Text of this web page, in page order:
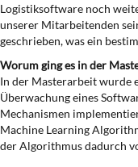
Logistiksoftware noch
unserer Mitarbeitenden
geschrieben, was ein
Worum ging es in der
In der Masterarbeit wurde
Überwachung eines
Mechanismen
Machine Learning
der Algorithmus dadurch